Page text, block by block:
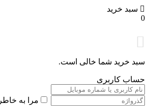
سبد خرید
0
سبد خرید شما خالی است.
حساب کاربری
مرا به خاطر